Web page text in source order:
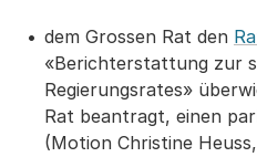
dem Grossen Rat den
«Berichterstattung zur
Regierungsrates»
Rat beantragt, einen
(Motion Christine